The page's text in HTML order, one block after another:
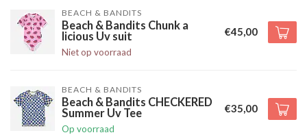
BEACH & BANDITS
Beach & Bandits Chunk a
licious Uv suit
Niet op voorraad
€45,00
BEACH & BANDITS
Beach & Bandits CHECKERED
Summer Uv Tee
Op voorraad
€35,00